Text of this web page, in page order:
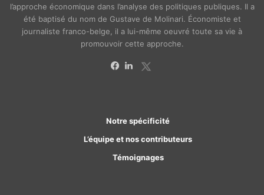
l’approche économique dans l’analyse des politiques publiques. Il a
été baptisé du nom de Gustave de Molinari. Économiste et
journaliste franco-belge, il a lui-même oeuvré toute sa vie à
promouvoir cette approche.
Notre spécificité
L’équipe et nos contributeurs
Témoignages